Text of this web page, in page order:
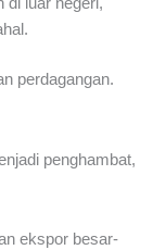
perdagangan.
penghambat,
ekspor besar-